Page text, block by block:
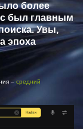
более
был главным
Увы,
эпоха
– средний